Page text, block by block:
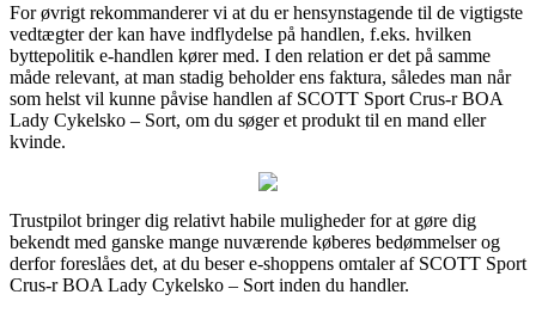
For øvrigt rekommanderer vi at du er hensynstagende til de vigtigste
vedtægter der kan have indflydelse på handlen, f.eks. hvilken
byttepolitik e-handlen kører med. I den relation er det på samme
måde relevant, at man stadig beholder ens faktura, således man når
som helst vil kunne påvise handlen af SCOTT Sport Crus-r BOA
Lady Cykelsko – Sort, om du søger et produkt til en mand eller
kvinde.
Trustpilot bringer dig relativt habile muligheder for at gøre dig
bekendt med ganske mange nuværende køberes bedømmelser og
derfor foreslåes det, at du beser e-shoppens omtaler af SCOTT Sport
Crus-r BOA Lady Cykelsko – Sort inden du handler.